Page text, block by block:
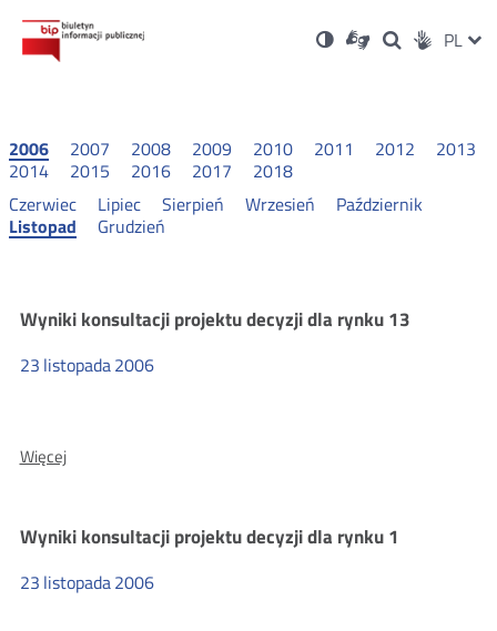
Ustawienia
Wersja
kontrastowa
Dla
niesłyszących
OtwórzOtwórz
w
Otwórz
w
Social PL
2006 2007 2008 2009 2010 2011 2012
2013
2014
2015 2016 2017
2018
Czerwiec
Lipiec Sierpień Wrzesień
Październik
Listopad
Grudzień
Wyniki
konsultacji
Wyniki konsultacji projektu decyzji dla rynku 13
23 listopada2006
WięcejO:
decyzji
rynku
13
Wyniki konsultacji projektu decyzji dla rynku 1
23 listopada2006